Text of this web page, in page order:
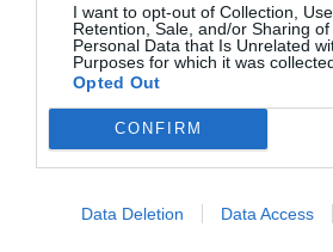
I want to opt-out of Collection, Use,
Retention, Sale, and/or Sharing of
Personal Data that Is Unrelated
Purposes for which it was
Opted Out
CONFIRM
Data Deletion Data Access